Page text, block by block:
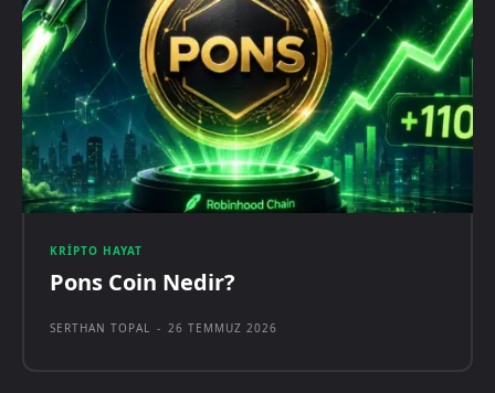
KRIPTO HAYAT
Pons Coin Nedir?
SERTHAN TOPAL - 26 TEMMUZ 2026